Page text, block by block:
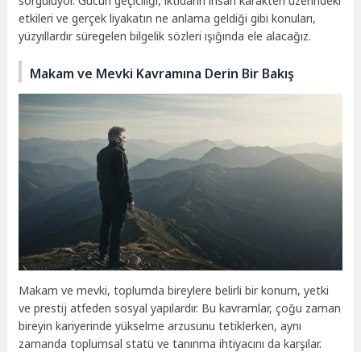
etkileri ve gerçek liyakatın ne anlama geldiği gibi konuları,
yüzyıllardır süregelen bilgelik sözleri ışığında ele alacağız.
Makam ve Mevki Kavramına Derin Bir Bakış
Makam ve mevki, toplumda bireylere belirli bir konum, yetki
ve prestij atfeden sosyal yapılardır. Bu kavramlar, çoğu zaman
bireyin kariyerinde yükselme arzusunu tetiklerken, aynı
zamanda toplumsal statü ve tanınma ihtiyacını da karşılar.